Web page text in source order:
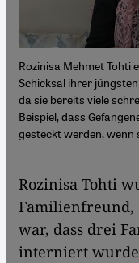
Rozinisa Mehmet Tohti
Schicksal ihrer
da sie bereits viele
Beispiel, dass
gesteckt werden, wenn
Rozinisa Tohti
Familienfreund,
war, dass drei
interniert